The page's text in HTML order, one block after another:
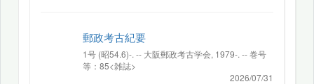
郵政考古紀要
1号 (昭54.6)-. -- 大阪郵政考古学会, 1979-. -- 巻号
等：85<雑誌>
2026/07/31